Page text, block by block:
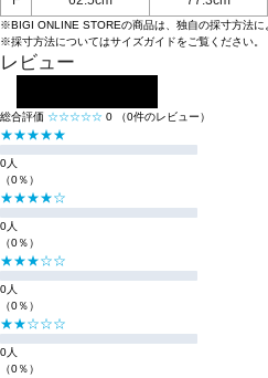
※BIGI ONLINE STOREの商品は、独自の採寸方法に
※採寸方法についてはサイズガイドをご覧ください。
レビュー
総合評価 ☆☆☆☆☆ 0 （0件のレビュー）
★★★★★
0人
（0％）
★★★★☆
0人
（0％）
★★★☆☆
0人
（0％）
★★☆☆☆
0人
（0％）